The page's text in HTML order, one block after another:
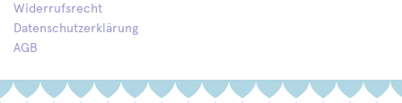
Widerrufsrecht
Datenschutzerklärung
AGB